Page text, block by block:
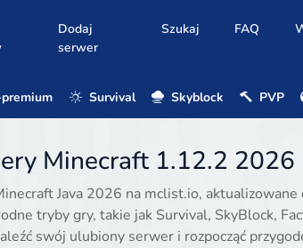
Dodaj
serwer
Szukaj FAQ
Survival Skyblock PVP
Minecraft 1.12.2 2026
Java 2026 na mclist.io,
tryby gry, takie jak Survival, SkyBlock,
swój ulubiony serwer i rozpocząć